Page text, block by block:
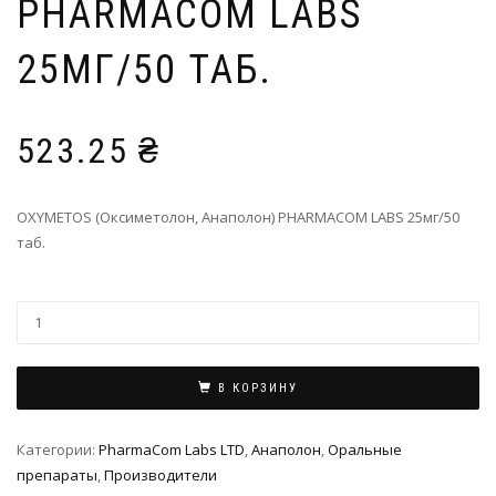
PHARMACOM LABS
25МГ/50 ТАБ.
523.25 ₴
OXYMETOS (Оксиметолон, Анаполон) PHARMACOM LABS 25мг/50
таб.
В КОРЗИНУ
Категории: PharmaCom Labs LTD,Анаполон,Оральные
препараты,Производители